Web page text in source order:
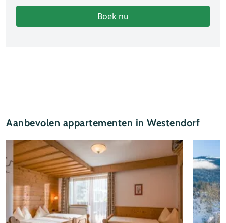
Boek nu
Aanbevolen appartementen in Westendorf